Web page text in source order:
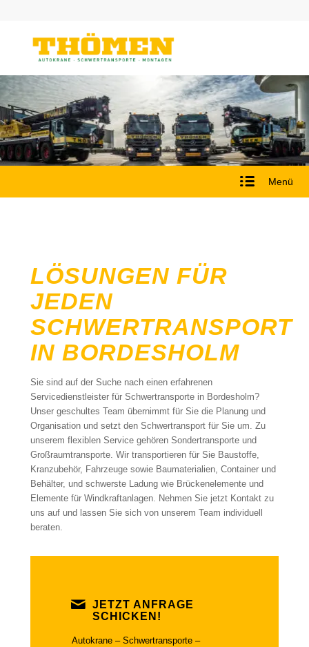
Menü
LÖSUNGEN FÜR
JEDEN
SCHWERTRANSPORT
IN BORDESHOLM
Sie sind auf der Suche nach einen erfahrenen
Servicedienstleister für Schwertransporte in Bordesholm?
Unser geschultes Team übernimmt für Sie die Planung und
Organisation und setzt den Schwertransport für Sie um. Zu
unserem flexiblen Service gehören Sondertransporte und
Großraumtransporte. Wir transportieren für Sie Baustoffe,
Kranzubehör, Fahrzeuge sowie Baumaterialien, Container und
Behälter, und schwerste Ladung wie Brückenelemente und
Elemente für Windkraftanlagen. Nehmen Sie jetzt Kontakt zu
uns auf und lassen Sie sich von unserem Team individuell
beraten.
JETZT ANFRAGE
SCHICKEN!
Autokrane – Schwertransporte –